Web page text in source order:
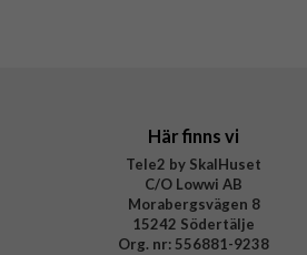
Här finns vi
Tele2 by SkalHuset
C/O Lowwi AB
Morabergsvägen 8
15242 Södertälje
Org. nr: 556881-9238